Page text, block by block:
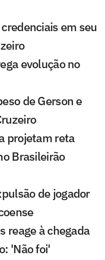
em seu
evolução no
de Gerson e
projetam reta
Brasileirão
de jogador
reage à chegada
'Não foi'